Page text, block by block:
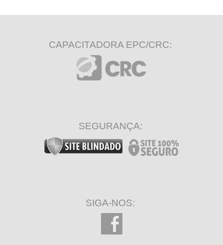
CAPACITADORA EPC/CRC:
SEGURANÇA:
SIGA-NOS: